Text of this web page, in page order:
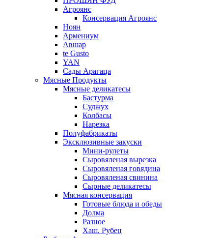
Агроянс
Консервация Агроянс
Ноян
Армениум
Авшар
te Gusto
YAN
Сады Арагаца
Мясные Продукты
Мясные деликатесы
Бастурма
Суджух
Колбасы
Нарезка
Полуфабрикаты
Эксклюзивные закуски
Мини-рулеты
Сыровяленая вырезка
Сыровяленая говядина
Сыровяленая свинина
Сырные деликатесы
Мясная консервация
Готовые блюда и обеды
Долма
Разное
Хаш. Рубец